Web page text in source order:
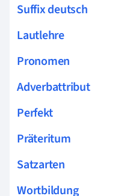
Suffix deutsch
Lautlehre
Pronomen
Adverbattribut
Perfekt
Präteritum
Satzarten
Wortbildung